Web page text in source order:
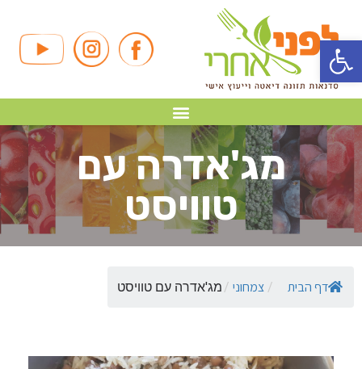
פתח סרגל נגישות
מג'אדרה עם
טוויסט
דף הבית / צמחוני / מג'אדרה עם טוויסט